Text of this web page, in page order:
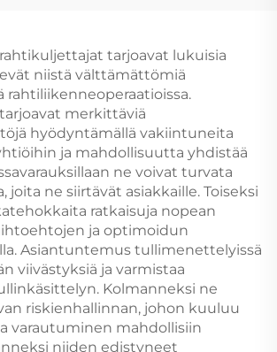
tarjoavat lukuisia
niistä välttämättömiä
rahtiliikenneoperaatioissa.
merkittäviä
hyödyntämällä vakiintuneita
ja mahdollisuutta yhdistää
ne voivat turvata
joita ne siirtävät asiakkaille. Toiseksi
ratkaisuja nopean
ja optimoidun
Asiantuntemus tullimenettelyissä
viivästyksiä ja varmistaa
Kolmanneksi ne
riskienhallinnan, johon kuuluu
varautuminen mahdollisiin
niiden edistyneet